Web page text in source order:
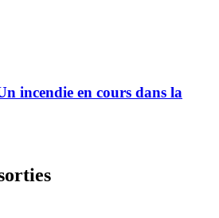
incendie en cours dans la